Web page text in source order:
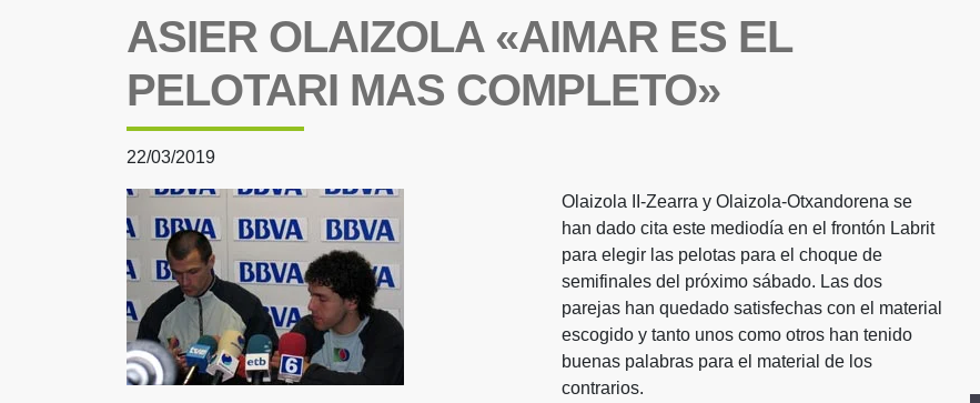
ASIER OLAIZOLA «AIMAR ES EL
PELOTARI MAS COMPLETO»
22/03/2019
Olaizola II-Zearra y Olaizola-Otxandorena se
han dado cita este mediodía en el frontón Labrit
para elegir las pelotas para el choque de
semifinales del próximo sábado. Las dos
parejas han quedado satisfechas con el material
escogido y tanto unos como otros han tenido
buenas palabras para el material de los
contrarios.